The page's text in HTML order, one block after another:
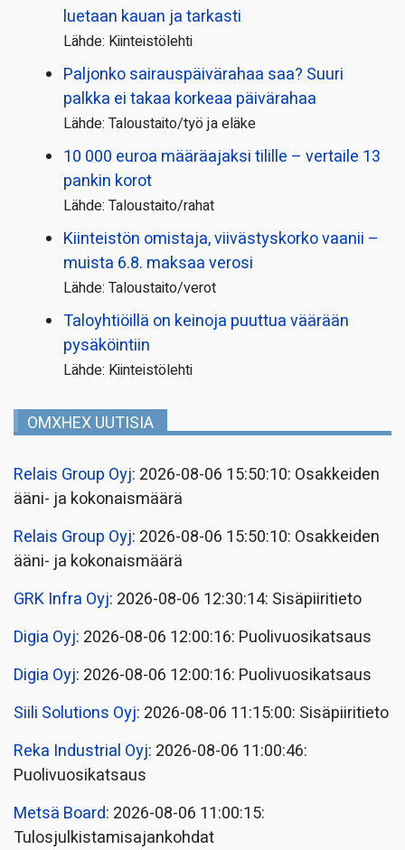
luetaan kauan ja tarkasti
Lähde: Kiinteistölehti
Paljonko sairauspäivä­rahaa saa? Suuri
palkka ei takaa korkeaa päivärahaa
Lähde: Taloustaito/työ ja eläke
10 000 euroa määräajaksi tilille – vertaile 13
pankin korot
Lähde: Taloustaito/rahat
Kiinteistön omistaja, viivästyskorko vaanii –
muista 6.8. maksaa verosi
Lähde: Taloustaito/verot
Taloyhtiöillä on keinoja puuttua väärään
pysäköintiin
Lähde: Kiinteistölehti
OMXHEX UUTISIA
Relais Group Oyj: 2026-08-06 15:50:10: Osakkeiden
ääni- ja kokonaismäärä
Relais Group Oyj: 2026-08-06 15:50:10: Osakkeiden
ääni- ja kokonaismäärä
GRK Infra Oyj: 2026-08-06 12:30:14: Sisäpiiritieto
Digia Oyj: 2026-08-06 12:00:16: Puolivuosikatsaus
Digia Oyj: 2026-08-06 12:00:16: Puolivuosikatsaus
Siili Solutions Oyj: 2026-08-06 11:15:00: Sisäpiiritieto
Reka Industrial Oyj: 2026-08-06 11:00:46:
Puolivuosikatsaus
Metsä Board: 2026-08-06 11:00:15:
Tulosjulkistamisajankohdat